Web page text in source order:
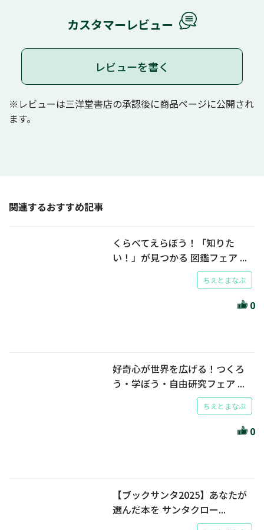
カスタマーレビュー
レビューを書く
※レビューは三洋堂書店の承認後に商品ページに公開され
ます。
関連するおすすめ記事
くらべてえらぼう！「知りた
い！」が見つかる 図鑑フェア ...
ちえとまなぶ
0
好奇心が世界を広げる！つくろ
う・学ぼう・自由研究フェア ...
ちえとまなぶ
0
【ブックサンタ2025】あなたが
選んだ本を サンタクロー...